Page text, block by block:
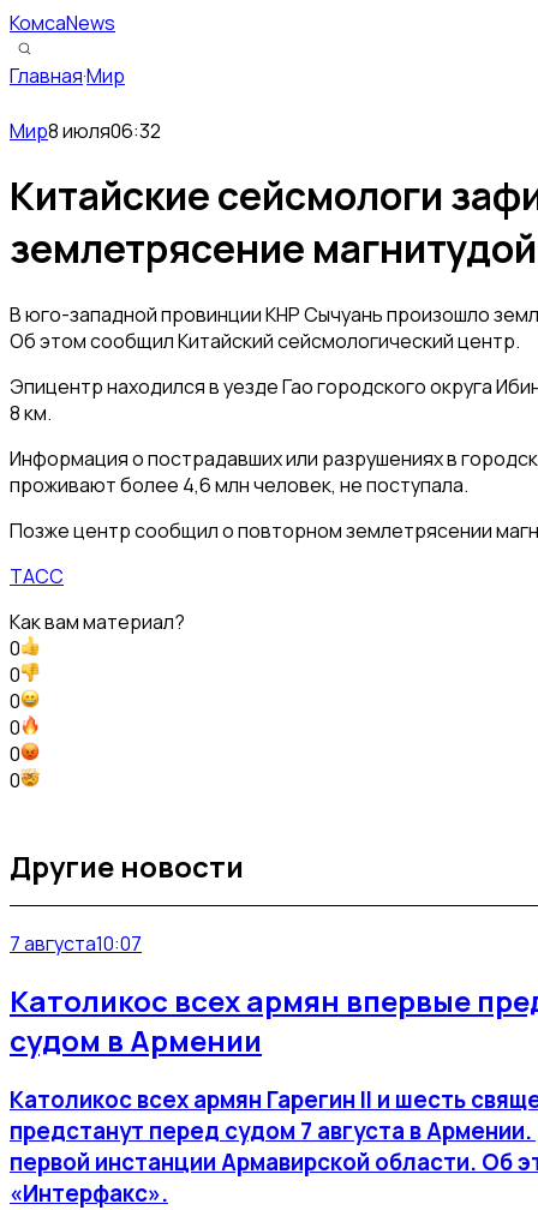
КомсаNews
Главная·Мир
Мир8 июля06:32
Китайские сейсмологи
землетрясение
В юго-западной провинции КНР Сычуань произошло
Об этом сообщил Китайский сейсмологический центр.
Эпицентр находился в уезде Гао городского округа
8 км.
Информация о пострадавших или разрушениях в
проживают более 4,6 млн человек, не поступала.
Позже центр сообщил о повторном землетрясении
ТАСС
Как вам материал?
0
0
0
0
0
0
Другие новости
7 августа10:07
Католикос всех армян впервые
судом в Армении
Католикос всех армян Гарегин II и шесть
предстанут перед судом 7 августа в
первой инстанции Армавирской области. Об
«Интерфакс».